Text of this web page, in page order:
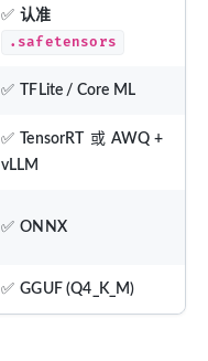
✅ 认准
.safetensors
✅ TFLite / Core ML
✅ TensorRT 或 AWQ +
vLLM
✅ ONNX
✅ GGUF (Q4_K_M)